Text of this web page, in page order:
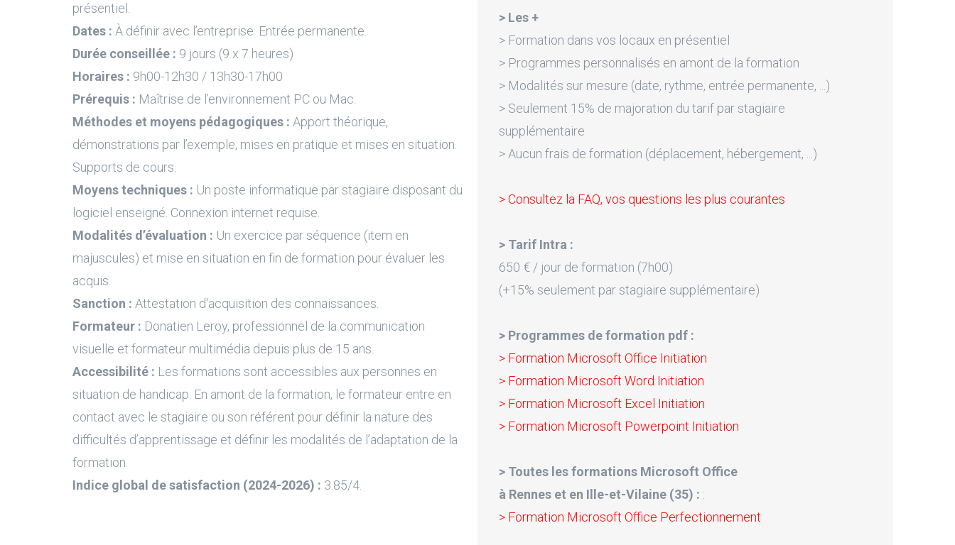
présentiel.
Dates : À définir avec l’entreprise. Entrée permanente.
Durée conseillée : 9 jours (9 x 7 heures)
Horaires : 9h00-12h30 / 13h30-17h00
Prérequis : Maîtrise de l’environnement PC ou Mac.
Méthodes et moyens pédagogiques : Apport théorique,
démonstrations par l’exemple, mises en pratique et mises en situation.
Supports de cours.
Moyens techniques : Un poste informatique par stagiaire disposant du
logiciel enseigné. Connexion internet requise.
Modalités d’évaluation : Un exercice par séquence (item en
majuscules) et mise en situation en fin de formation pour évaluer les
acquis.
Sanction : Attestation d'acquisition des connaissances.
Formateur : Donatien Leroy, professionnel de la communication
visuelle et formateur multimédia depuis plus de 15 ans.
Accessibilité : Les formations sont accessibles aux personnes en
situation de handicap. En amont de la formation, le formateur entre en
contact avec le stagiaire ou son référent pour définir la nature des
difficultés d’apprentissage et définir les modalités de l’adaptation de la
formation.
Indice global de satisfaction (2024-2026) : 3.85/4.
> Les +
> Formation dans vos locaux en présentiel
> Programmes personnalisés en amont de la formation
> Modalités sur mesure (date, rythme, entrée permanente, ...)
> Seulement 15% de majoration du tarif par stagiaire
supplémentaire
> Aucun frais de formation (déplacement, hébergement, ...)
> Consultez la FAQ, vos questions les plus courantes
> Tarif Intra :
650 € / jour de formation (7h00)
(+15% seulement par stagiaire supplémentaire)
> Programmes de formation pdf :
> Formation Microsoft Office Initiation
> Formation Microsoft Word Initiation
> Formation Microsoft Excel Initiation
> Formation Microsoft Powerpoint Initiation
> Toutes les formations Microsoft Office
à Rennes et en Ille-et-Vilaine (35) : :
> Formation Microsoft Office Perfectionnement